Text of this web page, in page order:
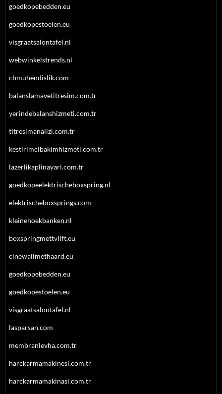
goedkopebedden.eu
goedkopestoelen.eu
visgraatsalontafel.nl
webwinkelstrends.nl
cbmuhendislik.com
balanslamavetitresim.com.tr
yerindebalanshizmeti.com.tr
titresimanalizi.com.tr
kestirimcibakimhizmeti.com.tr
lazerlikaplinayari.com.tr
goedkopeelektrischeboxspring.nl
elektrischeboxsprings.com
kleinehoekbanken.nl
boxspringmettvlift.eu
cinewallmethaard.eu
goedkopebedden.eu
goedkopestoelen.eu
visgraatsalontafel.nl
lasparsan.com
membranlevha.com.tr
harckarmamakinesi.com.tr
harckarmamakinasi.com.tr